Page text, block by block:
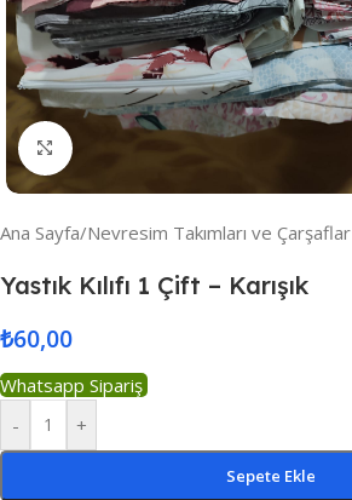
Resmi Büyüt
Ana Sayfa/Nevresim Takımları ve Çarşaflar
Yastık Kılıfı 1 Çift – Karışık
₺60,00
Whatsapp Sipariş
-
+
Sepete Ekle